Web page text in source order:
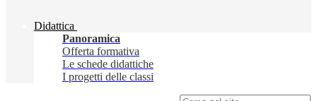
Didattica
Panoramica
Offerta formativa
Le schede didattiche
I progetti delle classi